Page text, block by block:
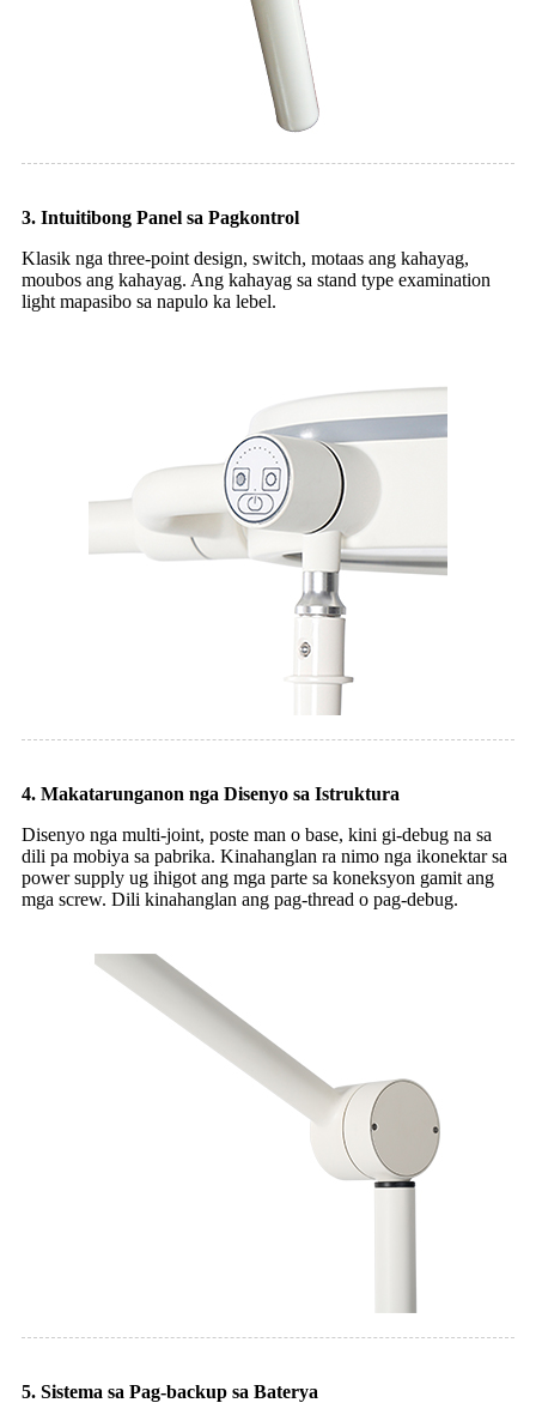
3. Intuitibong Panel sa Pagkontrol
Klasik nga three-point design, switch, motaas ang kahayag,
moubos ang kahayag. Ang kahayag sa stand type examination
light mapasibo sa napulo ka lebel.
4. Makatarunganon nga Disenyo sa Istruktura
Disenyo nga multi-joint, poste man o base, kini gi-debug na sa
dili pa mobiya sa pabrika. Kinahanglan ra nimo nga ikonektar sa
power supply ug ihigot ang mga parte sa koneksyon gamit ang
mga screw. Dili kinahanglan ang pag-thread o pag-debug.
5. Sistema sa Pag-backup sa Baterya